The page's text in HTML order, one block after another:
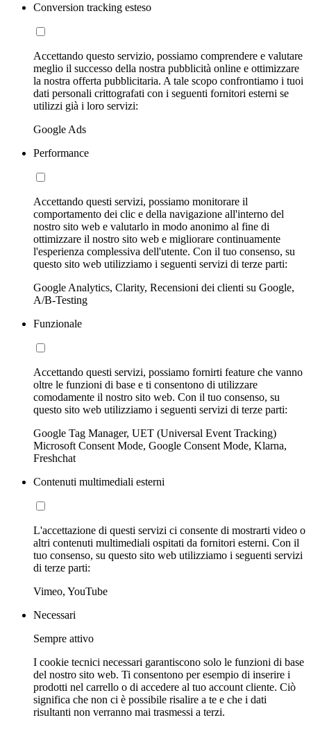
Conversion tracking esteso
Accettando questo servizio, possiamo comprendere e valutare
meglio il successo della nostra pubblicità online e ottimizzare
la nostra offerta pubblicitaria. A tale scopo confrontiamo i tuoi
dati personali crittografati con i seguenti fornitori esterni se
utilizzi già i loro servizi:
Google Ads
Performance
Accettando questi servizi, possiamo monitorare il
comportamento dei clic e della navigazione all'interno del
nostro sito web e valutarlo in modo anonimo al fine di
ottimizzare il nostro sito web e migliorare continuamente
l'esperienza complessiva dell'utente. Con il tuo consenso, su
questo sito web utilizziamo i seguenti servizi di terze parti:
Google Analytics, Clarity, Recensioni dei clienti su Google,
A/B-Testing
Funzionale
Accettando questi servizi, possiamo fornirti feature che vanno
oltre le funzioni di base e ti consentono di utilizzare
comodamente il nostro sito web. Con il tuo consenso, su
questo sito web utilizziamo i seguenti servizi di terze parti:
Google Tag Manager, UET (Universal Event Tracking)
Microsoft Consent Mode, Google Consent Mode, Klarna,
Freshchat
Contenuti multimediali esterni
L'accettazione di questi servizi ci consente di mostrarti video o
altri contenuti multimediali ospitati da fornitori esterni. Con il
tuo consenso, su questo sito web utilizziamo i seguenti servizi
di terze parti:
Vimeo, YouTube
Necessari
Sempre attivo
I cookie tecnici necessari garantiscono solo le funzioni di base
del nostro sito web. Ti consentono per esempio di inserire i
prodotti nel carrello o di accedere al tuo account cliente. Ciò
significa che non ci è possibile risalire a te e che i dati
risultanti non verranno mai trasmessi a terzi.